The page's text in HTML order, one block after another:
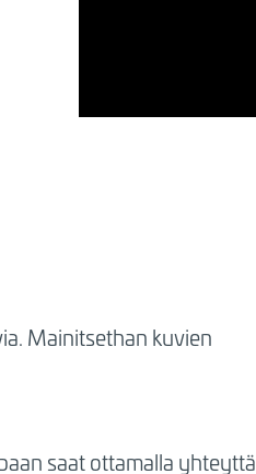
Mainitsethan kuvien
saat ottamalla yhteyttä